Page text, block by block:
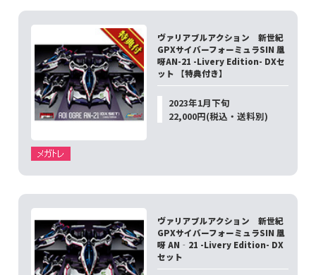
ヴァリアブルアクション 新世紀
GPXサイバーフォーミュラSIN 凰
呀AN-21 -Livery Edition- DXセ
ット 【特典付き】
2023年1月下旬
22,000円(税込・送料別)
ヴァリアブルアクション 新世紀
GPXサイバーフォーミュラSIN 凰
呀 AN‐21 -Livery Edition- DX
セット